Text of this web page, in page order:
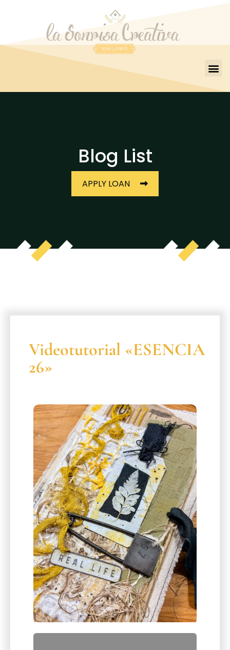
Blog List
APPLY LOAN
Videotutorial «ESENCIA
26»